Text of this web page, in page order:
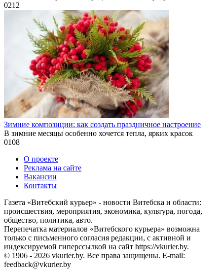
0212
Зимние композиции: как создать праздничное настроение
В зимние месяцы особенно хочется тепла, ярких красок
0108
О проекте
Реклама на сайте
Вакансии
Контакты
Газета «Витебский курьер» - новости Витебска и области:
происшествия, мероприятия, экономика, культура, погода,
общество, политика, авто.
Перепечатка материалов «Витебского курьера» возможна
только с письменного согласия редакции, с активной и
индексируемой гиперссылкой на сайт https://vkurier.by.
© 1906 - 2026 vkurier.by. Все права защищены. E-mail:
feedback@vkurier.by